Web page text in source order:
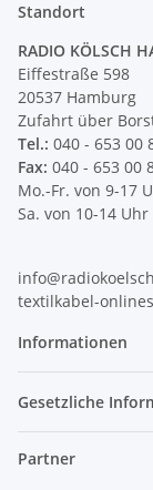
Standort
RADIO KÖLSCH
Eiffestraße 598
20537 Hamburg
Zufahrt über
Tel.: 040 - 653 00
Fax: 040 - 653 00
Mo.-Fr. von 9-17
Sa. von 10-14 Uhr
textilkabel-
Informationen
Gesetzliche
Partner